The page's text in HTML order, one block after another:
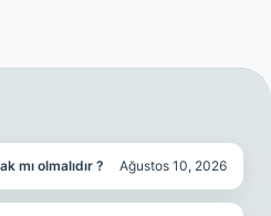
mı olmalıdır ? Ağustos 10, 2026